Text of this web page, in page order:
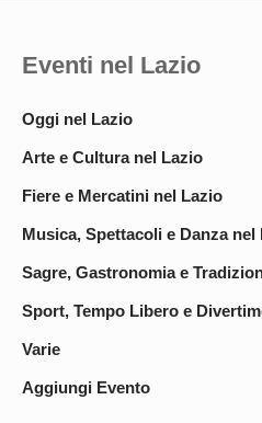
Eventi nel Lazio
Oggi nel Lazio
Arte e Cultura nel Lazio
Fiere e Mercatini nel Lazio
Musica, Spettacoli e Danza nel
Sagre, Gastronomia e
Sport, Tempo Libero e
Varie
Aggiungi Evento